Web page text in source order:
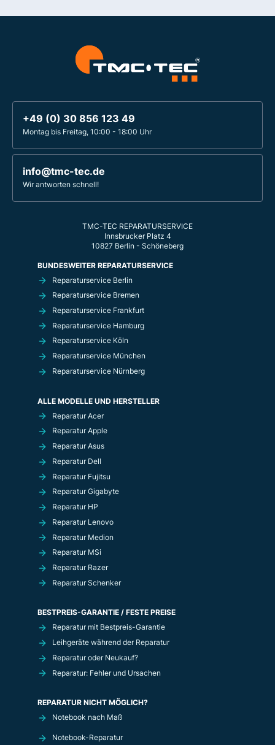
+49 (0) 30 856 123 49
Montag bis Freitag, 10:00 - 18:00 Uhr
info@tmc-tec.de
Wir antworten schnell!
TMC-TEC REPARATURSERVICE
Innsbrucker Platz 4
10827 Berlin - Schöneberg
BUNDESWEITER REPARATURSERVICE
Reparaturservice Berlin
Reparaturservice Bremen
Reparaturservice Frankfurt
Reparaturservice Hamburg
Reparaturservice Köln
Reparaturservice München
Reparaturservice Nürnberg
ALLE MODELLE UND HERSTELLER
Reparatur Acer
Reparatur Apple
Reparatur Asus
Reparatur Dell
Reparatur Fujitsu
Reparatur Gigabyte
Reparatur HP
Reparatur Lenovo
Reparatur Medion
Reparatur MSi
Reparatur Razer
Reparatur Schenker
BESTPREIS-GARANTIE / FESTE PREISE
Reparatur mit Bestpreis-Garantie
Leihgeräte während der Reparatur
Reparatur oder Neukauf?
Reparatur: Fehler und Ursachen
REPARATUR NICHT MÖGLICH?
Notebook nach Maß
Notebook-Reparatur